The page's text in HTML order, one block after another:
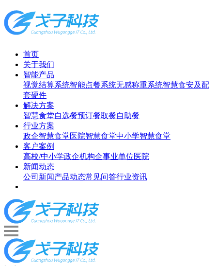
首页
关于我们
智能产品
视觉结算系统智能点餐系统无感称重系统智慧食安及配
套硬件
解决方案
智慧食堂自选餐预订餐取餐自助餐
行业方案
政企智慧食堂医院智慧食堂中小学智慧食堂
客户案例
高校/中小学政企机构企事业单位医院
新闻动态
公司新闻产品动态常见问答行业资讯